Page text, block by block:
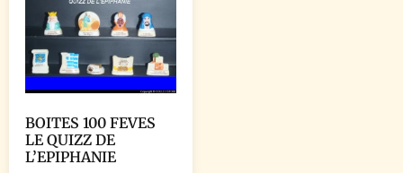
BOITES 100 FEVES
LE QUIZZ DE
L’EPIPHANIE